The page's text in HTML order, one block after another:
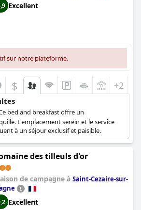
Excellent
sur notre plateforme.
$ +2
bed and breakfast offre un
L'emplacement serein et le service
à un séjour exclusif et paisible.
des tilleuls d'or
de campagne à Saint-Cezaire-sur-
Excellent